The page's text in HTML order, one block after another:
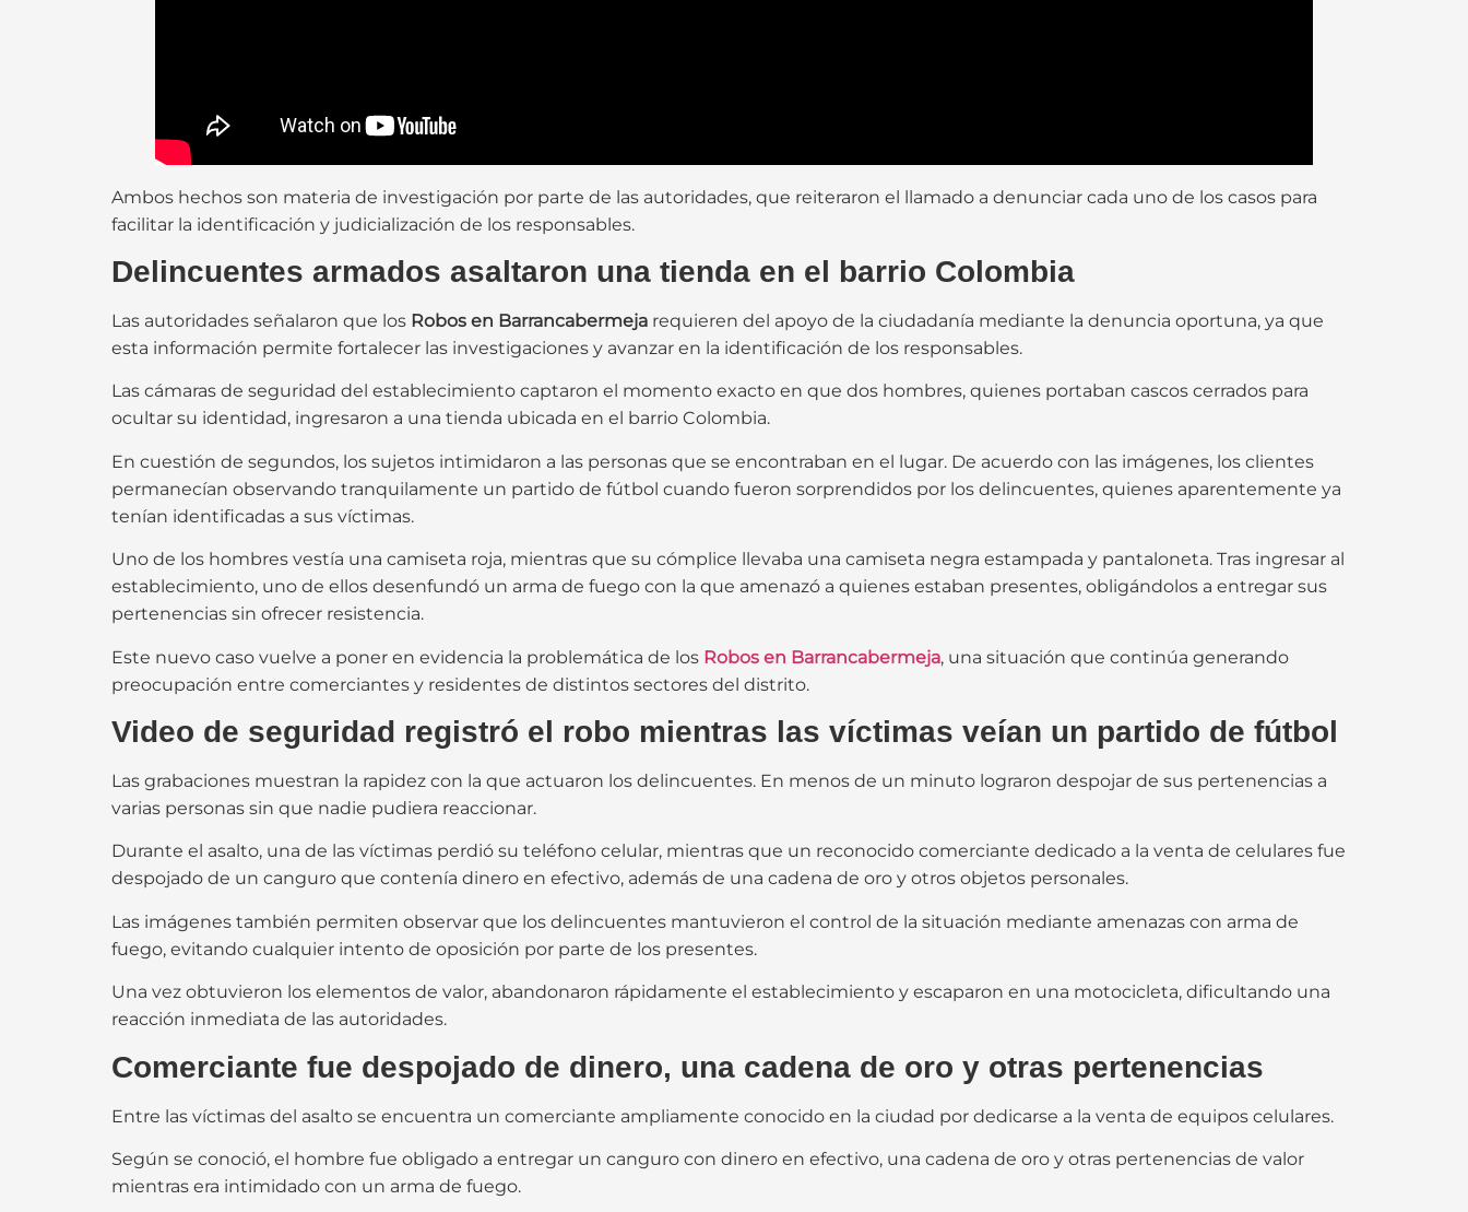
Ambos hechos son materia de investigación por parte de las autoridades, que reiteraron el llamado a denunciar cada uno de los casos para
facilitar la identificación y judicialización de los responsables.
Delincuentes armados asaltaron una tienda en el barrio Colombia
Las autoridades señalaron que los Robos en Barrancabermeja requieren del apoyo de la ciudadanía mediante la denuncia oportuna, ya que
esta información permite fortalecer las investigaciones y avanzar en la identificación de los responsables.
Las cámaras de seguridad del establecimiento captaron el momento exacto en que dos hombres, quienes portaban cascos cerrados para
ocultar su identidad, ingresaron a una tienda ubicada en el barrio Colombia.
En cuestión de segundos, los sujetos intimidaron a las personas que se encontraban en el lugar. De acuerdo con las imágenes, los clientes
permanecían observando tranquilamente un partido de fútbol cuando fueron sorprendidos por los delincuentes, quienes aparentemente ya
tenían identificadas a sus víctimas.
Uno de los hombres vestía una camiseta roja, mientras que su cómplice llevaba una camiseta negra estampada y pantaloneta. Tras ingresar al
establecimiento, uno de ellos desenfundó un arma de fuego con la que amenazó a quienes estaban presentes, obligándolos a entregar sus
pertenencias sin ofrecer resistencia.
Este nuevo caso vuelve a poner en evidencia la problemática de los Robos en Barrancabermeja, una situación que continúa generando
preocupación entre comerciantes y residentes de distintos sectores del distrito.
Video de seguridad registró el robo mientras las víctimas veían un partido de fútbol
Las grabaciones muestran la rapidez con la que actuaron los delincuentes. En menos de un minuto lograron despojar de sus pertenencias a
varias personas sin que nadie pudiera reaccionar.
Durante el asalto, una de las víctimas perdió su teléfono celular, mientras que un reconocido comerciante dedicado a la venta de celulares fue
despojado de un canguro que contenía dinero en efectivo, además de una cadena de oro y otros objetos personales.
Las imágenes también permiten observar que los delincuentes mantuvieron el control de la situación mediante amenazas con arma de
fuego, evitando cualquier intento de oposición por parte de los presentes.
Una vez obtuvieron los elementos de valor, abandonaron rápidamente el establecimiento y escaparon en una motocicleta, dificultando una
reacción inmediata de las autoridades.
Comerciante fue despojado de dinero, una cadena de oro y otras pertenencias
Entre las víctimas del asalto se encuentra un comerciante ampliamente conocido en la ciudad por dedicarse a la venta de equipos celulares.
Según se conoció, el hombre fue obligado a entregar un canguro con dinero en efectivo, una cadena de oro y otras pertenencias de valor
mientras era intimidado con un arma de fuego.